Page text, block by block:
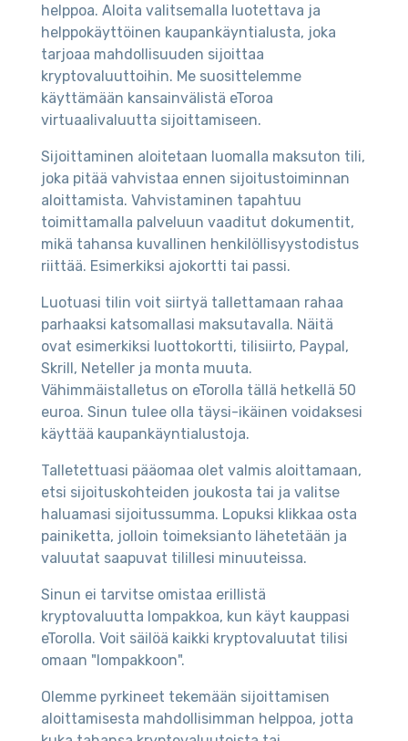
helppoa. Aloita valitsemalla luotettava ja
helppokäyttöinen kaupankäyntialusta, joka
tarjoaa mahdollisuuden sijoittaa
kryptovaluuttoihin. Me suosittelemme
käyttämään kansainvälistä eToroa
virtuaalivaluutta sijoittamiseen.
Sijoittaminen aloitetaan luomalla maksuton tili,
joka pitää vahvistaa ennen sijoitustoiminnan
aloittamista. Vahvistaminen tapahtuu
toimittamalla palveluun vaaditut dokumentit,
mikä tahansa kuvallinen henkilöllisyystodistus
riittää. Esimerkiksi ajokortti tai passi.
Luotuasi tilin voit siirtyä tallettamaan rahaa
parhaaksi katsomallasi maksutavalla. Näitä
ovat esimerkiksi luottokortti, tilisiirto, Paypal,
Skrill, Neteller ja monta muuta.
Vähimmäistalletus on eTorolla tällä hetkellä 50
euroa. Sinun tulee olla täysi-ikäinen voidaksesi
käyttää kaupankäyntialustoja.
Talletettuasi pääomaa olet valmis aloittamaan,
etsi sijoituskohteiden joukosta tai ja valitse
haluamasi sijoitussumma. Lopuksi klikkaa osta
painiketta, jolloin toimeksianto lähetetään ja
valuutat saapuvat tilillesi minuuteissa.
Sinun ei tarvitse omistaa erillistä
kryptovaluutta lompakkoa, kun käyt kauppasi
eTorolla. Voit säilöä kaikki kryptovaluutat tilisi
omaan "lompakkoon".
Olemme pyrkineet tekemään sijoittamisen
aloittamisesta mahdollisimman helppoa, jotta